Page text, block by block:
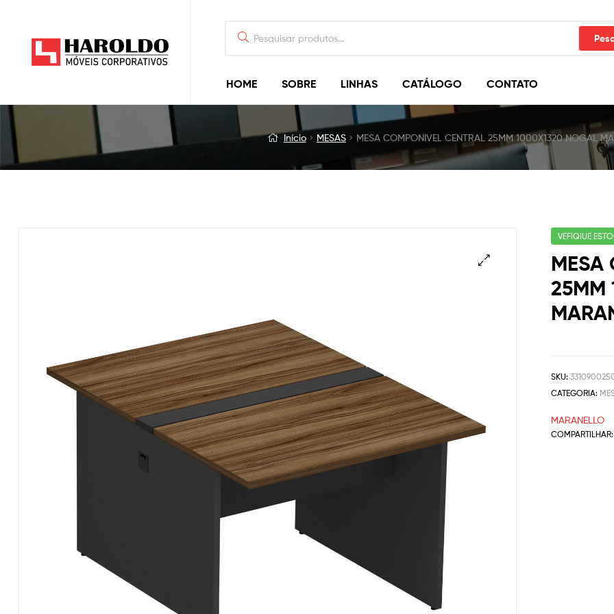
HOME SOBRE LINHAS CATÁLOGO CONTATO
Blog
Detail
Início MESAS MESA COMPONIVEL CENTRAL 25MM 1000X1320 NOGAL
VEFIQIUE
MESA
25MM
SKU:
CATEGORIA:
MARANELLO
COMPARTILHAR: